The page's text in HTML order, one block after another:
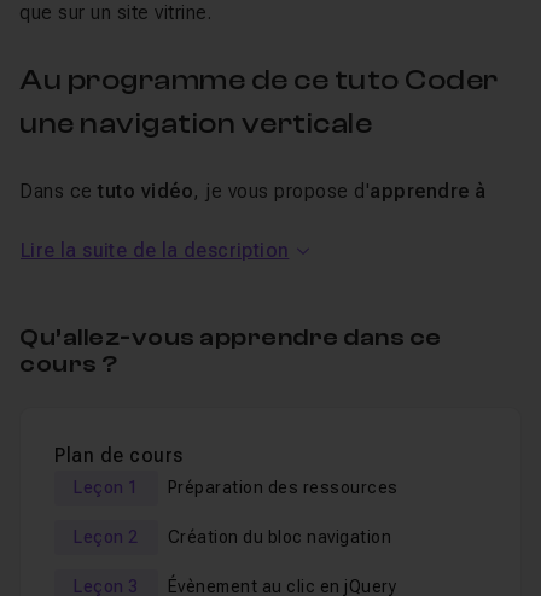
que sur un site vitrine.
Au programme de ce tuto Coder
une navigation verticale
Dans ce tuto vidéo, je vous propose d'apprendre à
jQuerypour les évènements au clic, mais aussi du
Voici notamment les notions qui seront abordées au
comment utiliser le jQuery de manière optimale pour
plusieurs animations et transformations possible
grâce au CSS3
Lire la suite de la description
Qu’allez-vous apprendre dans ce
cours ?
Plan de cours
Leçon 1 Préparation des ressources
Leçon 2 Création du bloc navigation
Leçon 3 Évènement au clic en jQuery